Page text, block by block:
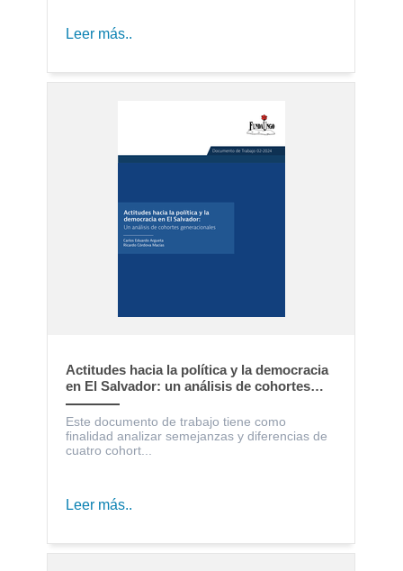
Leer más..
Actitudes hacia la política y la democracia
en El Salvador: un análisis de cohortes
generacionales
Este documento de trabajo tiene como
finalidad analizar semejanzas y diferencias de
cuatro cohort...
Leer más..